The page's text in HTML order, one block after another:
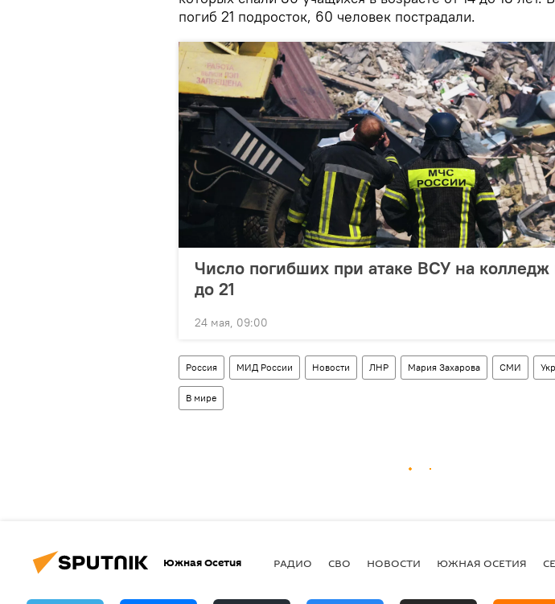
погиб 21 подросток, 60 человек пострадали.
Число погибших при атаке ВСУ на колледж
до 21
24 мая, 09:00
Россия МИД России Новости ЛНР Мария Захарова СМИ
В мире
Южная Осетия РАДИО СВО НОВОСТИ ЮЖНАЯ ОСЕТИЯ